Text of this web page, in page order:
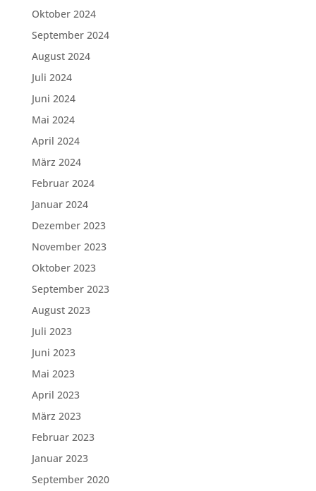
Oktober 2024
September 2024
August 2024
Juli 2024
Juni 2024
Mai 2024
April 2024
März 2024
Februar 2024
Januar 2024
Dezember 2023
November 2023
Oktober 2023
September 2023
August 2023
Juli 2023
Juni 2023
Mai 2023
April 2023
März 2023
Februar 2023
Januar 2023
September 2020